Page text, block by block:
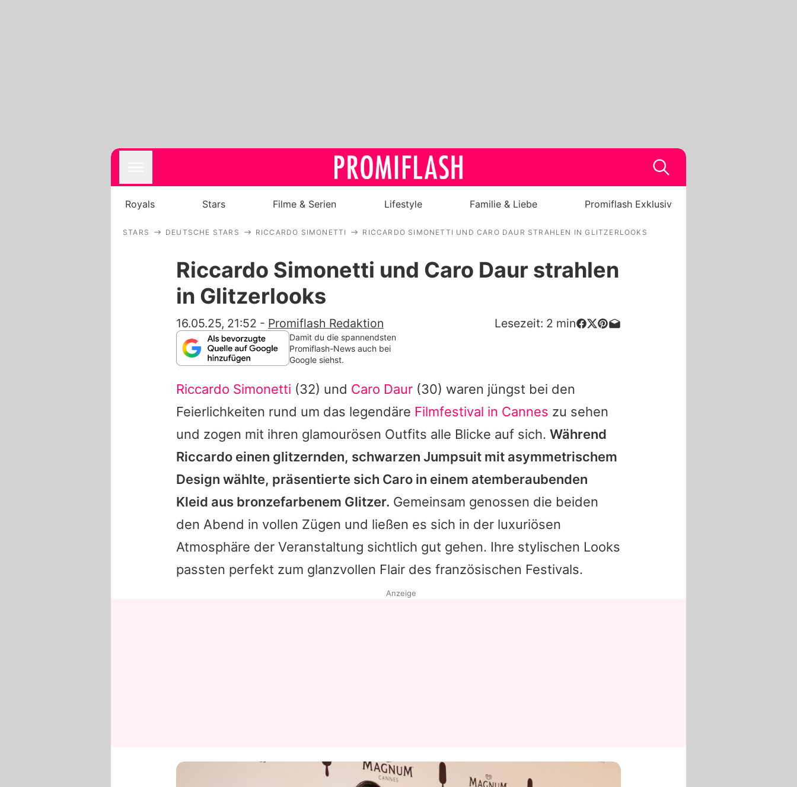
Royals
Familie & Liebe
App runterladen
Team
Redaktionelle Richtlinien
Impressum
Datenschutzerklärung
Nutzungsbedingungen
Royals Stars Filme & Serien Lifestyle Familie & Liebe Promiflash Exklusiv
STARS DEUTSCHE STARS RICCARDO SIMONETTI RICCARDO SIMONETTI UND CARO DAUR STRAHLEN IN GLITZERLOOKS
Riccardo Simonetti und Caro Daur strahlen
in Glitzerlooks
16.05.25, 21:52 - Promiflash Redaktion Lesezeit: 2 min
Damit du die spannendsten
Promiflash-News auch bei
Google siehst.
Riccardo Simonetti (32) und Caro Daur (30) waren jüngst bei den
Feierlichkeiten rund um das legendäre Filmfestival in Cannes zu sehen
und zogen mit ihren glamourösen Outfits alle Blicke auf sich. Während
Riccardo einen glitzernden, schwarzen Jumpsuit mit asymmetrischem
Design wählte, präsentierte sich Caro in einem atemberaubenden
Kleid aus bronzefarbenem Glitzer. Gemeinsam genossen die beiden
den Abend in vollen Zügen und ließen es sich in der luxuriösen
Atmosphäre der Veranstaltung sichtlich gut gehen. Ihre stylischen Looks
passten perfekt zum glanzvollen Flair des französischen Festivals.
Anzeige